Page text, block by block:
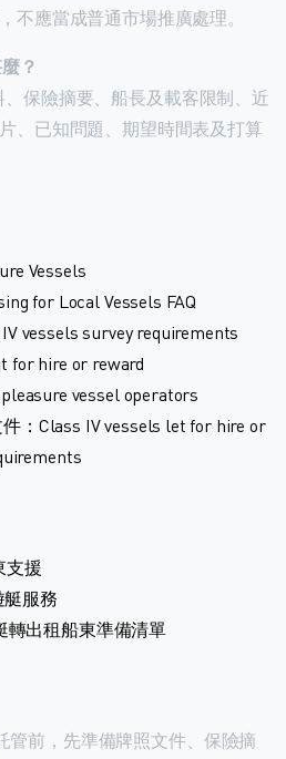
不應當成普通市場推廣處理。
？
、保險摘要、船長及載客限制、近
、已知問題、期望時間表及打算
Vessels
for Local Vessels FAQ
vessels survey requirements
for hire or reward
vessel operators
：Class IV vessels let for hire or
支援
艇服務
轉出租船東準備清單
管前，先準備牌照文件、保險摘